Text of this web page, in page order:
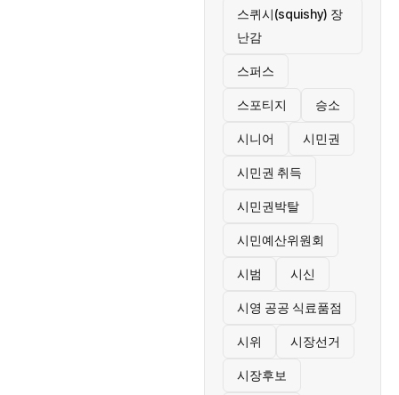
스퀴시(squishy) 장
난감
스퍼스
스포티지 승소
시니어 시민권
시민권 취득
시민권박탈
시민예산위원회
시범 시신
시영 공공 식료품점
시위 시장선거
시장후보